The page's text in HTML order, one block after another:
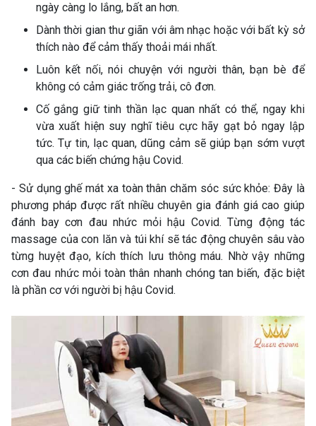
ngày càng lo lắng, bất an hơn.
Dành thời gian thư giãn với âm nhạc hoặc với bất kỳ sở
thích nào để cảm thấy thoải mái nhất.
Luôn kết nối, nói chuyện với người thân, bạn bè để
không có cảm giác trống trải, cô đơn.
Cố gắng giữ tinh thần lạc quan nhất có thể, ngay khi
vừa xuất hiện suy nghĩ tiêu cực hãy gạt bỏ ngay lập
tức. Tự tin, lạc quan, dũng cảm sẽ giúp bạn sớm vượt
qua các biến chứng hậu Covid.
- Sử dụng ghế mát xa toàn thân chăm sóc sức khỏe: Đây là
phương pháp được rất nhiều chuyên gia đánh giá cao giúp
đánh bay cơn đau nhức mỏi hậu Covid. Từng động tác
massage của con lăn và túi khí sẽ tác động chuyên sâu vào
từng huyệt đạo, kích thích lưu thông máu. Nhờ vậy những
cơn đau nhức mỏi toàn thân nhanh chóng tan biến, đặc biệt
là phần cơ với người bị hậu Covid.